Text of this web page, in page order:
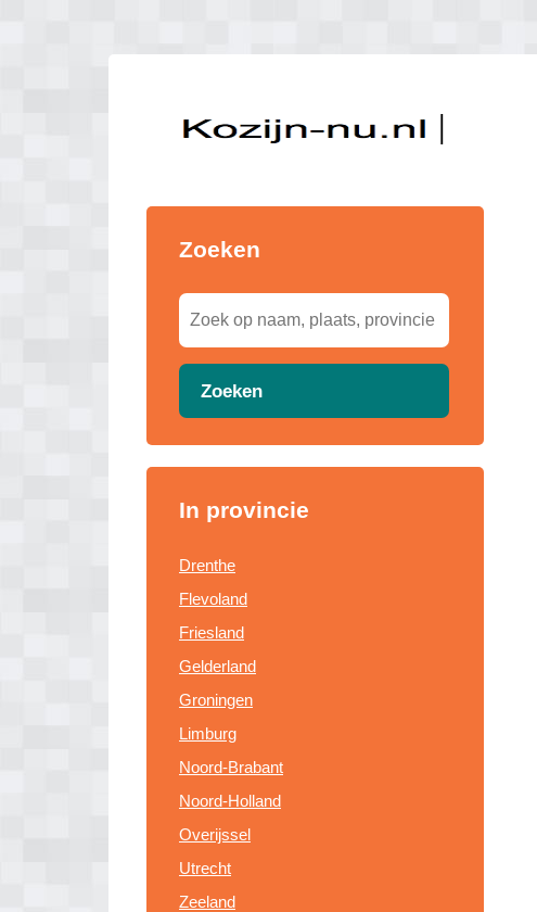
Zoeken
Zoeken
In provincie
Drenthe
Flevoland
Friesland
Gelderland
Groningen
Limburg
Noord-Brabant
Noord-Holland
Overijssel
Utrecht
Zeeland